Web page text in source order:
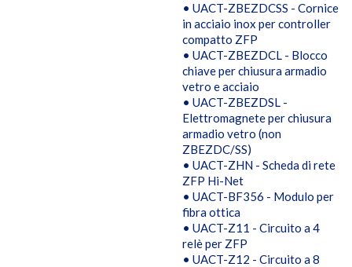
• UACT-ZBEZDCSS - Cornice
in acciaio inox per controller
compatto ZFP
• UACT-ZBEZDCL - Blocco
chiave per chiusura armadio
vetro e acciaio
• UACT-ZBEZDSL -
Elettromagnete per chiusura
armadio vetro (non
ZBEZDC/SS)
• UACT-ZHN - Scheda di rete
ZFP Hi-Net
• UACT-BF356 - Modulo per
fibra ottica
• UACT-Z11 - Circuito a 4
relè per ZFP
• UACT-Z12 - Circuito a 8